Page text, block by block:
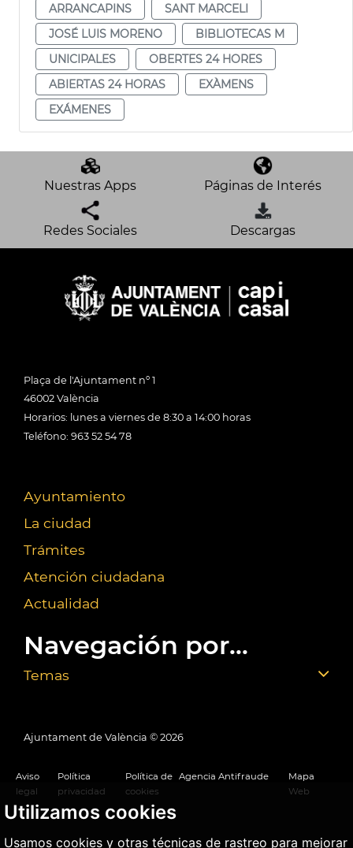
Utilizamos cookies
Usamos cookies y otras técnicas de rastreo para mejorar
ARRANCAPINS
SANT MARCELI
JOSÉ LUIS MORENO
BIBLIOTECAS M
UNICIPALES
OBERTES 24 HORES
ABIERTAS 24 HORAS
EXÀMENS
EXÁMENES
Nuestras Apps Páginas de Interés
Redes Sociales Descargas
Plaça de l'Ajuntament nº 1
46002 València
Horarios: lunes a viernes de 8:30 a 14:00 horas
Teléfono: 963 52 54 78
Ayuntamiento
La ciudad
Trámites
Atención ciudadana
Actualidad
Navegación por...
Temas
Ajuntament de València © 2026
Aviso
legal
Política
privacidad
Política de
cookies
Agencia Antifraude
Mapa
Web